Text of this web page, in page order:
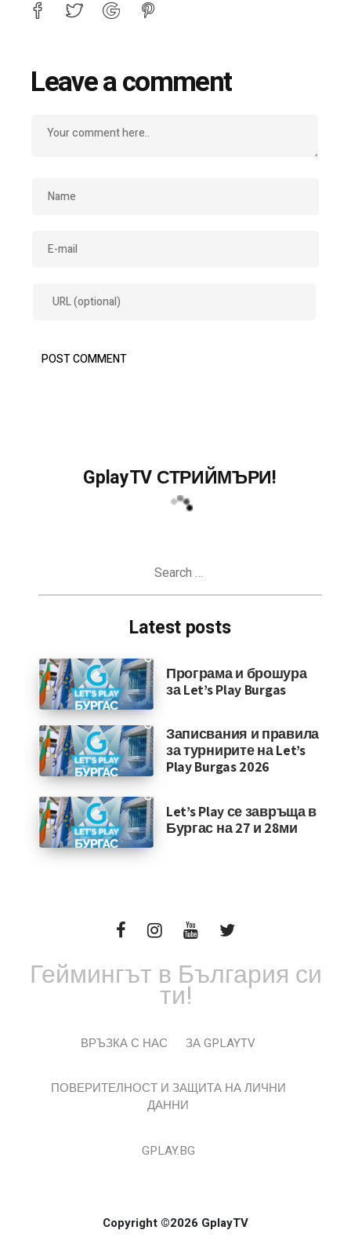
Leave a comment
GplayTV СТРИЙМЪРИ!
Latest posts
Програма и брошура
за Let’s Play Burgas
Записвания и правила
за турнирите на Let’s
Play Burgas 2026
Let’s Play се завръща в
Бургас на 27 и 28ми
Геймингът в България си
ти!
ВРЪЗКА С НАС ЗА GPLAYTV
ПОВЕРИТЕЛНОСТ И ЗАЩИТА НА ЛИЧНИ
ДАННИ
GPLAY.BG
Copyright ©2026 GplayTV